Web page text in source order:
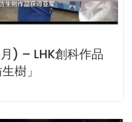
) – LHK創科作品
樹」